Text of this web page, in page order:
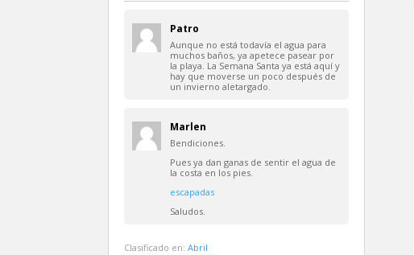
Patro
Aunque no está todavía el agua para
muchos baños, ya apetece pasear por
la playa. La Semana Santa ya está aquí y
hay que moverse un poco después de
un invierno aletargado.
Marlen
Bendiciones.
Pues ya dan ganas de sentir el agua de
la costa en los pies.
escapadas
Saludos.
Clasificado en:Abril